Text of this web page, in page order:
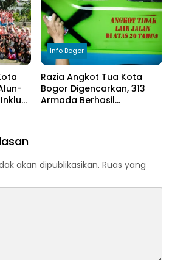
Info Bogor
Razia Angkot Tua Kota
Bogor Digencarkan, 313
Armada Berhasil
akan dipublikasikan. Ruas yang